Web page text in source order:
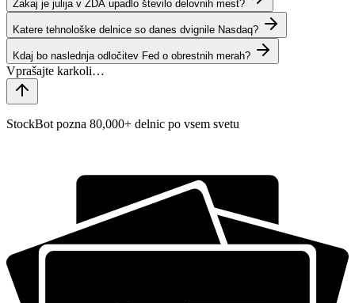
Zakaj je julija v ZDA upadlo število delovnih mest?
Katere tehnološke delnice so danes dvignile Nasdaq?
Kdaj bo naslednja odločitev Fed o obrestnih merah?
StockBot pozna 80,000+ delnic po vsem svetu